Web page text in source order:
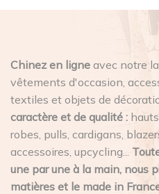
Chinez en ligne avec notre
vêtements d'occasion,
textiles et objets de
caractère et de qualité :
robes, pulls, cardigans,
accessoires, upcycling...
une par une à la main, nous
matières et le made in